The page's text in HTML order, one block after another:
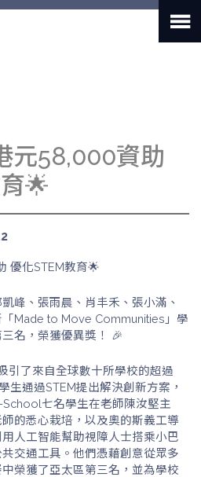
元58,000資助
🌟
優化STEM教育🌟
峰、張雨晨、肖丰禾、張小滿、
Made to Move Communities」學
名，榮獲優異獎！ 🎉
引了來自全球數十所學校的超過
生通過STEM提出解決創新方案，
七名學生在老師陳汝堅主
的悉心栽培，以及奧的斯義工導
人工智能幫助視障人士搭乘小巴
交通工具。他們憑藉創意從眾多
榮獲了亞太區第三名，並為學校